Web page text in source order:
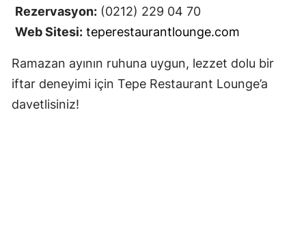
Rezervasyon: (0212) 229 04 70
Web Sitesi: teperestaurantlounge.com
Ramazan ayının ruhuna uygun, lezzet dolu bir
iftar deneyimi için Tepe Restaurant Lounge’a
davetlisiniz!